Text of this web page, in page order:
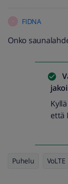
FIDNA
Onko
jakoi
että
Puhelu VoLTE